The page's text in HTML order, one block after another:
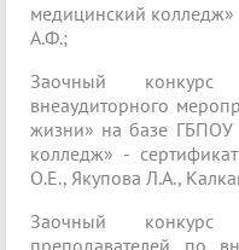
медицинский
А.Ф.;
Заочный конкурс
внеаудиторного
жизни» на базе ГБПОУ
колледж» -
О.Е., Якупова Л.А.,
Заочный конкурс